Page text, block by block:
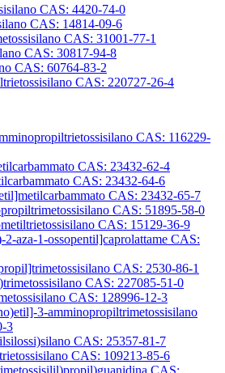
CAS: 4420-74-0
CAS: 14814-09-6
CAS: 31001-77-1
CAS: 30817-94-8
CAS: 60764-83-2
CAS: 220727-26-4
CAS: 116229-
CAS: 23432-62-4
CAS: 23432-64-6
CAS: 23432-65-7
CAS: 51895-58-0
CAS: 15129-36-9
aza-1-ossopentil]caprolattame CAS:
CAS: 2530-86-1
CAS: 227085-51-0
CAS: 128996-12-3
3-amminopropiltrimetossisilano
3
CAS: 25357-81-7
CAS: 109213-85-6
CAS: